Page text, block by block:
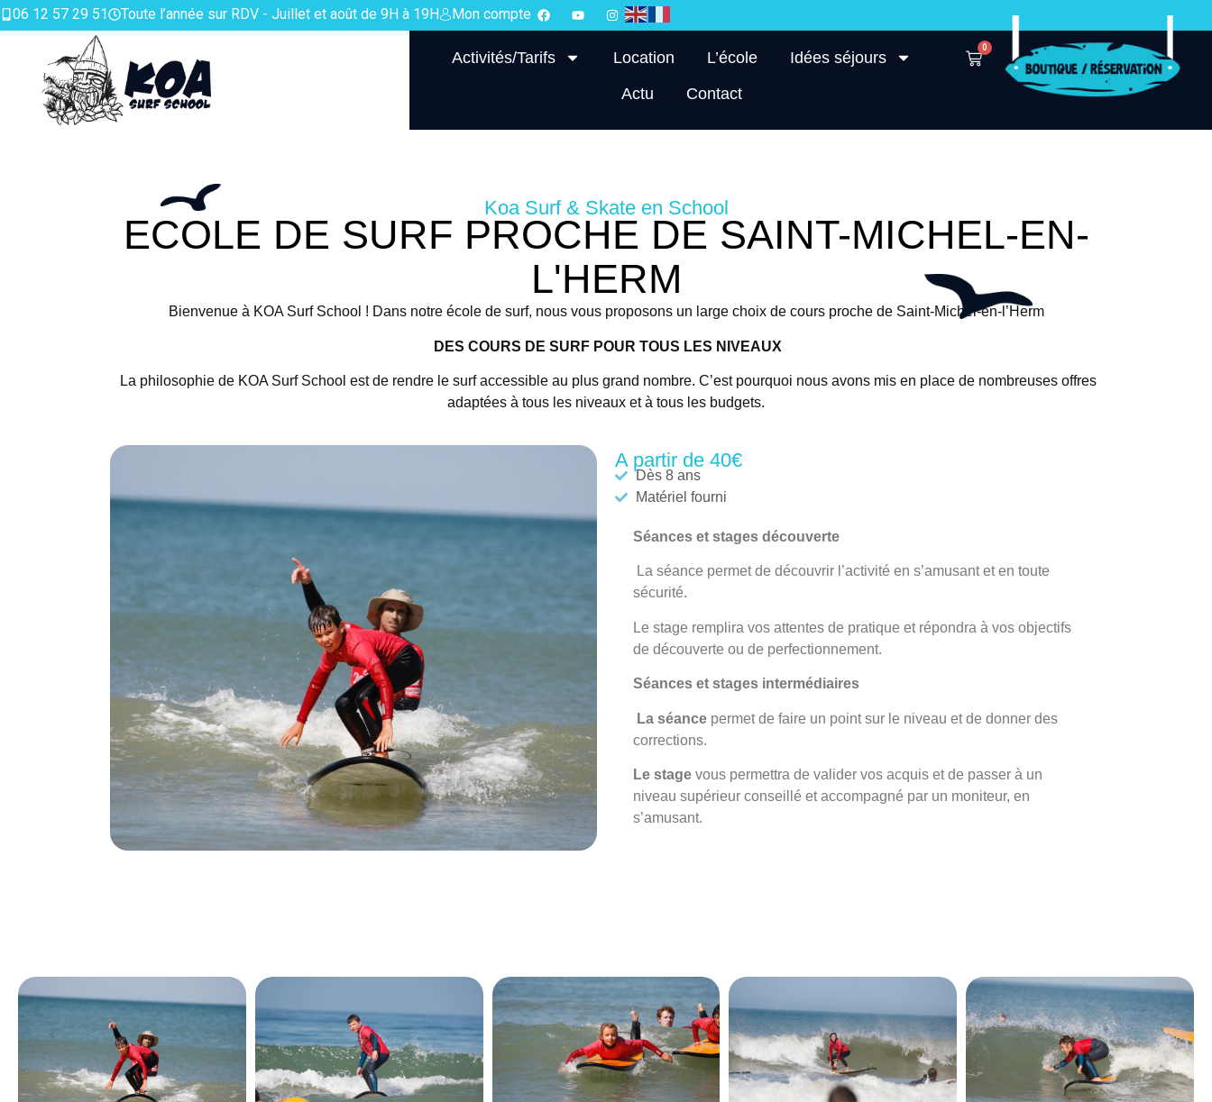
06 12 57 29 51 Toute l’année sur RDV - Juillet et août de 9H à 19H Mon compte
Activités/Tarifs Location L’école
Idées séjours
Actu
Contact
0
Koa Surf & Skate en School
ECOLE DE SURF PROCHE DE SAINT-MICHEL-EN-
L'HERM
Bienvenue à KOA Surf School ! Dans notre école de surf, nous vous proposons un large choix de cours proche de Saint-Michel-en-l’Herm
DES COURS DE SURF POUR TOUS LES NIVEAUX
La philosophie de KOA Surf School est de rendre le surf accessible au plus grand nombre. C’est pourquoi nous avons mis en place de nombreuses offres
adaptées à tous les niveaux et à tous les budgets.
A partir de 40€
Dès 8 ans
Matériel fourni
Séances et stages découverte
La séance permet de découvrir l’activité en s’amusant et en toute
sécurité.
Le stage remplira vos attentes de pratique et répondra à vos objectifs
de découverte ou de perfectionnement.
Séances et stages intermédiaires
La séance permet de faire un point sur le niveau et de donner des
corrections.
Le stage vous permettra de valider vos acquis et de passer à un
niveau supérieur conseillé et accompagné par un moniteur, en
s’amusant.